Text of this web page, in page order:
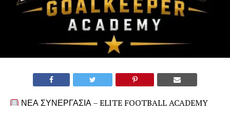
ΝΕΑ ΣΥΝΕΡΓΑΣΙΑ – ELITE FOOTBALL ACADEMY